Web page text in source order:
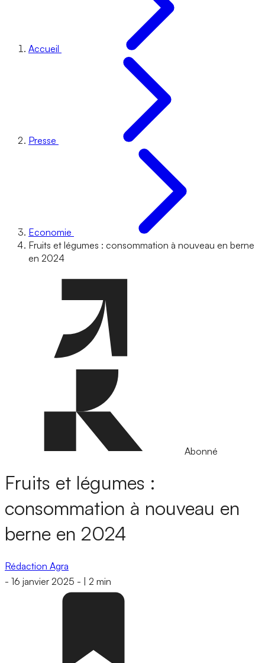
Accueil
Presse
Economie
Fruits et légumes : consommation à nouveau en berne
en 2024
Abonné
Fruits et légumes :
consommation à nouveau en
berne en 2024
Rédaction Agra
- 16 janvier 2025 - 2 min